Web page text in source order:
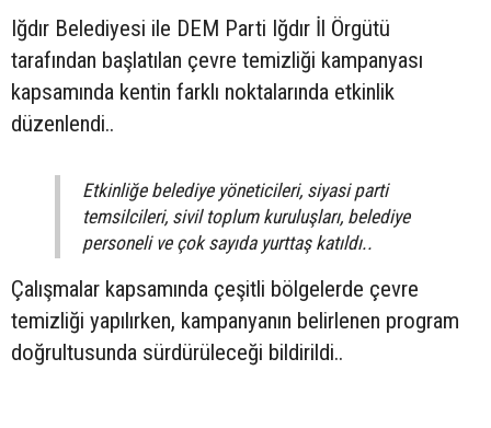
Iğdır Belediyesi ile DEM Parti Iğdır İl Örgütü
tarafından başlatılan çevre temizliği kampanyası
kapsamında kentin farklı noktalarında etkinlik
düzenlendi..
Etkinliğe belediye yöneticileri, siyasi parti
temsilcileri, sivil toplum kuruluşları, belediye
personeli ve çok sayıda yurttaş katıldı..
Çalışmalar kapsamında çeşitli bölgelerde çevre
temizliği yapılırken, kampanyanın belirlenen program
doğrultusunda sürdürüleceği bildirildi..